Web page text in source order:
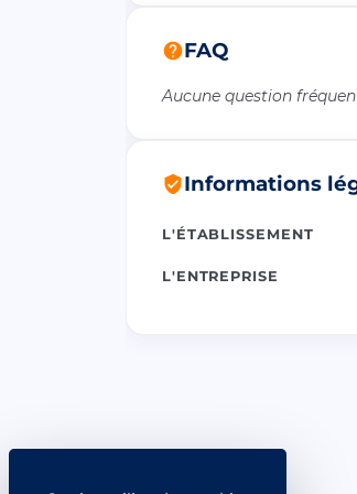
FAQ
Aucune question
Informations
L'ÉTABLISSEMENT
L'ENTREPRISE